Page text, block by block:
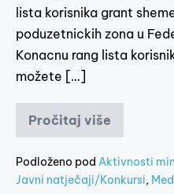
lista korisnika grant
poduzetnickih zona u
Konacnu rang lista
možete […]
Pročitaj više
Podloženo pod Aktivnosti
Javni natječaji/Konkursi,